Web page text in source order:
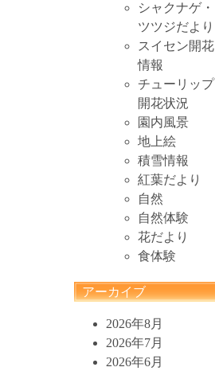
シャクナゲ・
ツツジだより
スイセン開花
情報
チューリップ
開花状況
園内風景
地上絵
積雪情報
紅葉だより
自然
自然体験
花だより
食体験
アーカイブ
2026年8月
2026年7月
2026年6月